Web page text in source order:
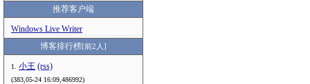
推荐客户端
Windows Live Writer
博客排行榜[前2人]
1. 小王 (rss)
(383,05-24 16:09,486992)